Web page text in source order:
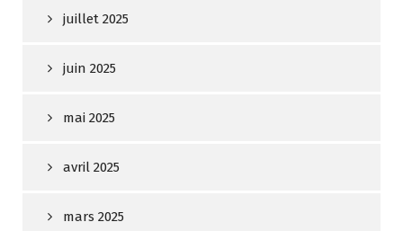
juillet 2025
juin 2025
mai 2025
avril 2025
mars 2025